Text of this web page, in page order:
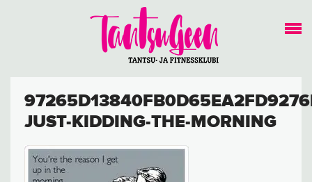
JUST-KIDDING-THE-MORNING